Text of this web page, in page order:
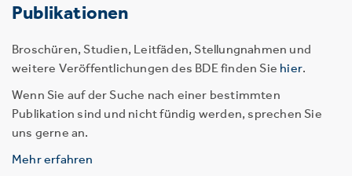
Publikationen
Broschüren, Studien, Leitfäden, Stellungnahmen und
weitere Veröffentlichungen des BDE finden Sie hier.
Wenn Sie auf der Suche nach einer bestimmten
Publikation sind und nicht fündig werden, sprechen Sie
uns gerne an.
Mehr erfahren